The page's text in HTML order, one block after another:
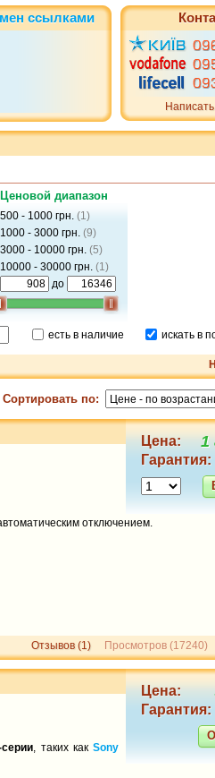
ссылками
Ценовой диапазон
500 - 1000 грн. (1)
1000 - 3000 грн. (9)
3000 - 10000 грн. (5)
10000 - 30000 грн. (1)
до
есть в наличие искать в
Сортировать по:
Цена: 1
Гарантия:
отключением.
Отзывов (1) Просмотров (17240)
Цена:
Гарантия:
, таких какSony